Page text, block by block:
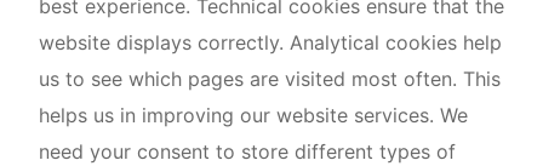
best experience. Technical cookies ensure that the
website displays correctly. Analytical cookies help
us to see which pages are visited most often. This
helps us in improving our website services. We
need your consent to store different types of